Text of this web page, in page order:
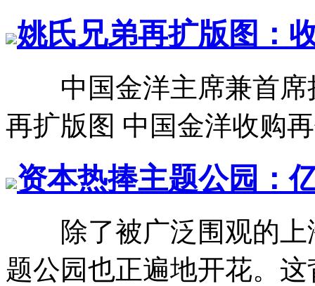
姚氏兄弟再扩版图：
中国金洋主席兼首
再扩版图 中国金洋收购
资本热捧主题公园：
除了被广泛围观的上
题公园也正遍地开花。这